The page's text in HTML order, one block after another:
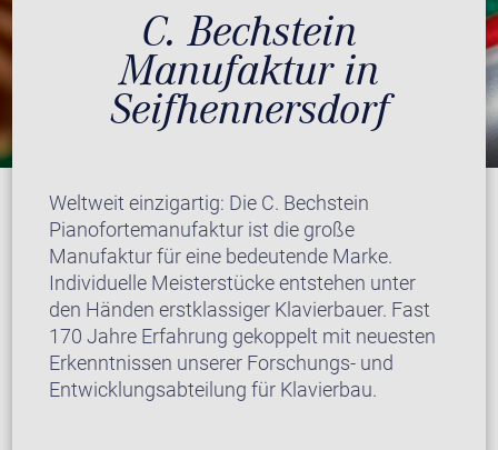
C. Bechstein
Manufaktur in
Seifhennersdorf
Weltweit einzigartig: Die C. Bechstein
Pianofortemanufaktur ist die große
Manufaktur für eine bedeutende Marke.
Individuelle Meisterstücke entstehen unter
den Händen erstklassiger Klavierbauer. Fast
170 Jahre Erfahrung gekoppelt mit neuesten
Erkenntnissen unserer Forschungs- und
Entwicklungsabteilung für Klavierbau.